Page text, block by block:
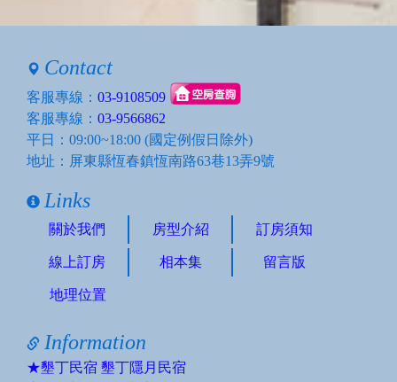
Contact
客服專線： 03-9108509
客服專線： 03-9566862
平日：09:00~18:00 (國定例假日除外)
地址：屏東縣恆春鎮恆南路63巷13弄9號
Links
關於我們 房型介紹 訂房須知
線上訂房 相本集 留言版
地理位置
Information
★墾丁民宿 墾丁隱月民宿